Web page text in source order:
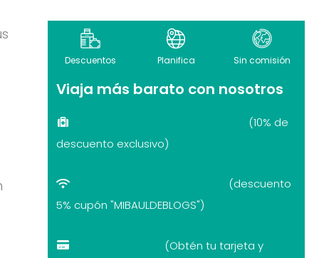
Descuentos Planifica Sin comisión
Viaja más barato con nosotros
(10% de
descuento exclusivo)
(descuento
5% cupón "MIBAULDEBLOGS")
(Obtén tu tarjeta y